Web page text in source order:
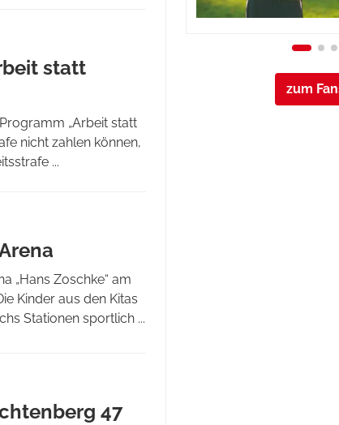
statt
„Arbeit statt
nicht zahlen können,
...
„Hans Zoschke“ am
Kinder aus den Kitas
Stationen sportlich ...
47
zum